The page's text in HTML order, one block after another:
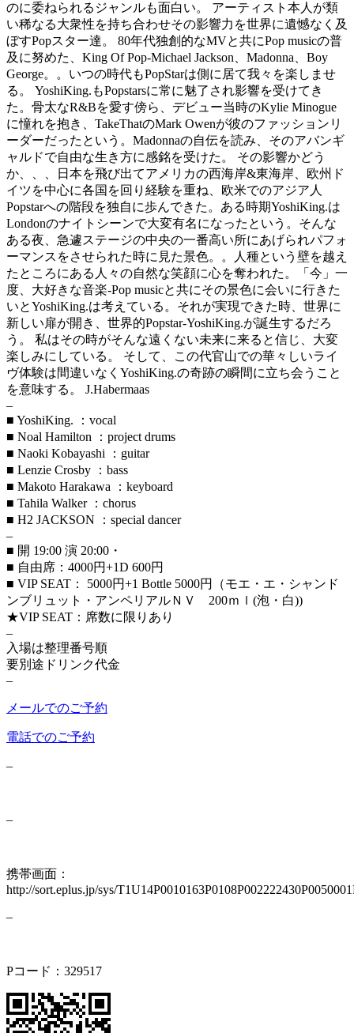
のに委ねられるジャンルも面白い。 アーティスト本人が類
い稀なる大衆性を持ち合わせその影響力を世界に遺憾なく及
ぼすPopスター達。 80年代独創的なMVと共にPop musicの普
及に努めた、King Of Pop-Michael Jackson、Madonna、Boy
George。。いつの時代もPopStarは側に居て我々を楽しませ
る。 YoshiKing.もPopstarsに常に魅了され影響を受けてき
た。骨太なR&Bを愛す傍ら、デビュー当時のKylie Minogue
に憧れを抱き、TakeThatのMark Owenが彼のファッションリ
ーダーだったという。Madonnaの自伝を読み、そのアバンギ
ャルドで自由な生き方に感銘を受けた。 その影響かどう
か、、、日本を飛び出てアメリカの西海岸&東海岸、欧州ド
イツを中心に各国を回り経験を重ね、欧米でのアジア人
Popstarへの階段を独自に歩んできた。ある時期YoshiKing.は
Londonのナイトシーンで大変有名になったという。そんな
ある夜、急遽ステージの中央の一番高い所にあげられパフォ
ーマンスをさせられた時に見た景色。。人種という壁を越え
たところにある人々の自然な笑顔に心を奪われた。「今」一
度、大好きな音楽-Pop musicと共にその景色に会いに行きた
いとYoshiKing.は考えている。それが実現できた時、世界に
新しい扉が開き、世界的Popstar-YoshiKing.が誕生するだろ
う。 私はその時がそんな遠くない未来に来ると信じ、大変
楽しみにしている。 そして、この代官山での華々しいライ
ヴ体験は間違いなくYoshiKing.の奇跡の瞬間に立ち会うこと
を意味する。 J.Habermaas
–
■ YoshiKing. ：vocal
■ Noal Hamilton ：project drums
■ Naoki Kobayashi ：guitar
■ Lenzie Crosby ：bass
■ Makoto Harakawa ：keyboard
■ Tahila Walker ：chorus
■ H2 JACKSON ：special dancer
–
■ 開 19:00 演 20:00・
■ 自由席：4000円+1D 600円
■ VIP SEAT： 5000円+1 Bottle 5000円（モエ・エ・シャンド
ンブリュット・アンペリアルＮＶ 200ｍｌ(泡・白))
★VIP SEAT：席数に限りあり
–
入場は整理番号順
要別途ドリンク代金
–
メールでのご予約
電話でのご予約
–
–
携帯画面：
http://sort.eplus.jp/sys/
–
Pコード：329517